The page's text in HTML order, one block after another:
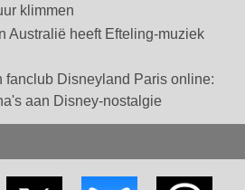
klimmen
Australië heeft Efteling-muziek
fanclub Disneyland Paris online:
aan Disney-nostalgie